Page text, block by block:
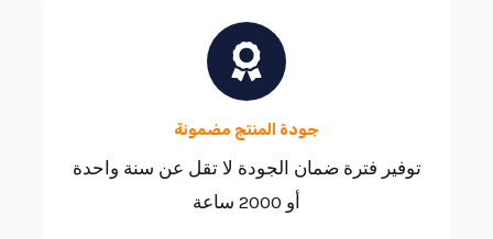
جودة المنتج مضمونة
توفير فترة ضمان الجودة لا تقل عن سنة واحدة
أو 2000 ساعة